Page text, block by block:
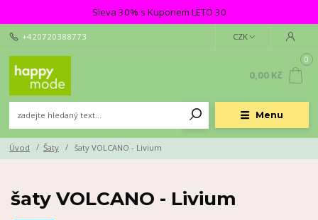
Sleva 30% s Kuponem LETO 30
Menu
CZK
+420720388773
0
0,00 Kč
Úvod Šaty šaty VOLCANO - Livium
šaty VOLCANO - Livium